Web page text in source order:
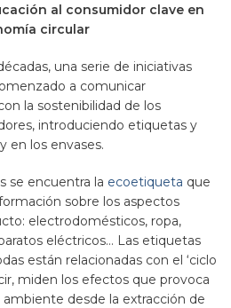
al consumidor clave en
circular
una serie de iniciativas
a comunicar
la sostenibilidad de los
introduciendo etiquetas y
en los envases.
se encuentra la ecoetiqueta que
sobre los aspectos
electrodomésticos, ropa,
eléctricos… Las etiquetas
están relacionadas con el ‘ciclo
miden los efectos que provoca
desde la extracción de